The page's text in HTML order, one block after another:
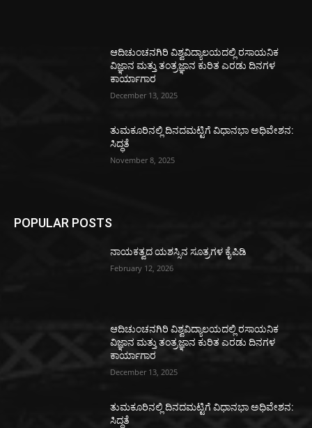
ಆದಿಚುಂಚನಗಿರಿ ವಿಶ್ವವಿದ್ಯಾಲಯದಲ್ಲಿ ರಸಾಯನಿಕ
ವಿಜ್ಞಾನ ಮತ್ತು ತಂತ್ರಜ್ಞಾನ ಕುರಿತ ಎರಡು ದಿನಗಳ
ಕಾರ್ಯಾಗಾರ
December 13, 2025
ತುಮಕೂರಿನಲ್ಲಿ ದಿನದಮಟ್ಟಿಗೆ ವಿಧಾನಭಾ ಅಧಿವೇಶನ:
ಸಿದ್ಧತೆ
November 8, 2025
POPULAR POSTS
ನಾಯಕತ್ವದ ಯಶಸ್ಸಿನ ಸೂತ್ರಗಳ ಕೈಪಿಡಿ
February 12, 2026
ಆದಿಚುಂಚನಗಿರಿ ವಿಶ್ವವಿದ್ಯಾಲಯದಲ್ಲಿ ರಸಾಯನಿಕ
ವಿಜ್ಞಾನ ಮತ್ತು ತಂತ್ರಜ್ಞಾನ ಕುರಿತ ಎರಡು ದಿನಗಳ
ಕಾರ್ಯಾಗಾರ
December 13, 2025
ತುಮಕೂರಿನಲ್ಲಿ ದಿನದಮಟ್ಟಿಗೆ ವಿಧಾನಭಾ ಅಧಿವೇಶನ:
ಸಿದ್ಧತೆ